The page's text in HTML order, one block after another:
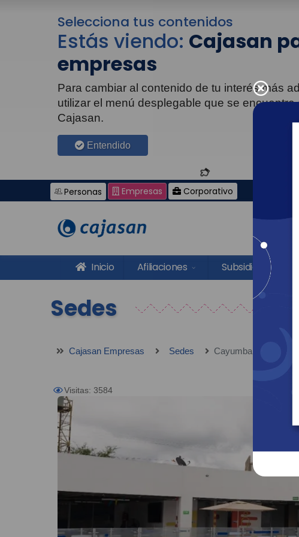
Selecciona tus contenidos
Estás viendo: Cajasan
empresas
Para cambiar al contenido de tu interés más
utilizar el menú desplegable que se
Cajasan.
Entendido
Personas Empresas Corporativo
Inicio Afiliaciones Subsidios
Sedes
Cajasan Empresas Sedes Cayumba - Sabana
Visitas: 3584